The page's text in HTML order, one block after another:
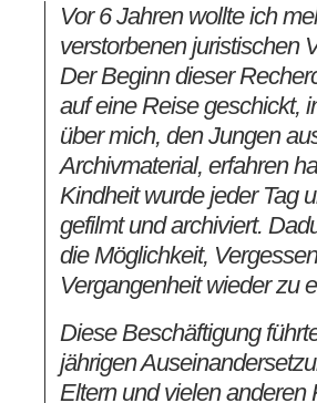
Vor 6 Jahren wollte ich
verstorbenen juristischen
Der Beginn dieser
auf eine Reise geschickt,
über mich, den Jungen
Archivmaterial, erfahren
Kindheit wurde jeder Tag
gefilmt und archiviert.
die Möglichkeit,
Vergangenheit wieder zu
Diese Beschäftigung
jährigen
Eltern und vielen anderen